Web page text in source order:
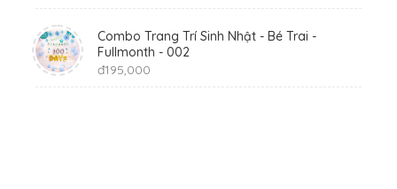
Combo Trang Trí Sinh Nhật - Bé Trai -
Fullmonth - 002
đ195,000